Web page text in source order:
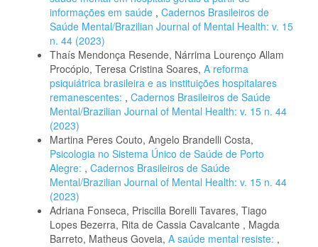
informações em saúde , Cadernos Brasileiros de
Saúde Mental/Brazilian Journal of Mental Health: v. 15
n. 44 (2023)
Thaís Mendonça Resende, Nárrima Lourenço Allam
Procópio, Teresa Cristina Soares, A reforma
psiquiátrica brasileira e as instituições hospitalares
remanescentes: , Cadernos Brasileiros de Saúde
Mental/Brazilian Journal of Mental Health: v. 15 n. 44
(2023)
Martina Peres Couto, Angelo Brandelli Costa,
Psicologia no Sistema Único de Saúde de Porto
Alegre: , Cadernos Brasileiros de Saúde
Mental/Brazilian Journal of Mental Health: v. 15 n. 44
(2023)
Adriana Fonseca, Priscilla Borelli Tavares, Tiago
Lopes Bezerra, Rita de Cassia Cavalcante , Magda
Barreto, Matheus Goveia, A saúde mental resiste: ,